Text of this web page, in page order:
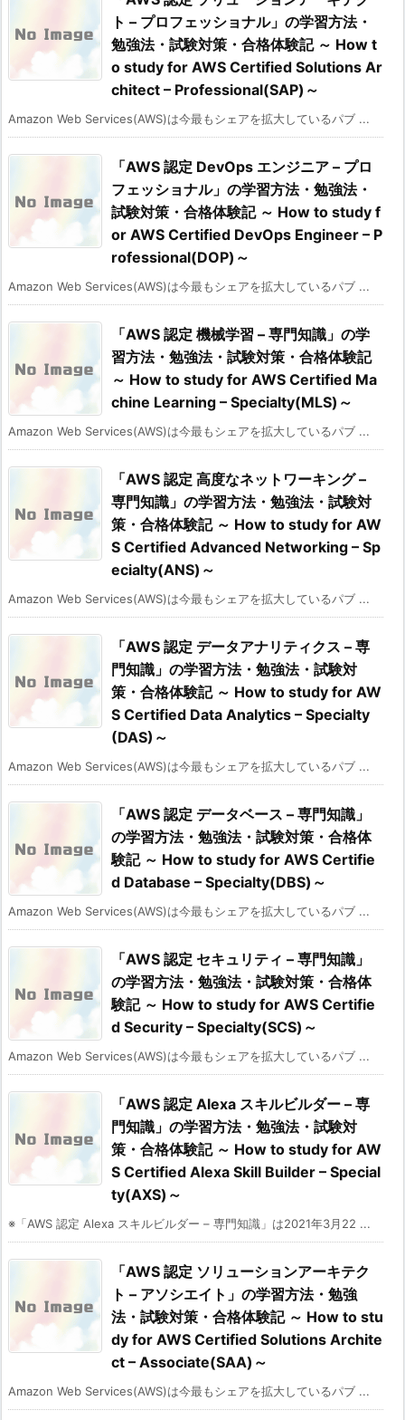
ト – プロフェッショナル」の学習方法・
勉強法・試験対策・合格体験記 ～ How t
o study for AWS Certified Solutions Ar
chitect – Professional(SAP)～
Amazon Web Services(AWS)は今最もシェアを拡大しているパブ ...
「AWS 認定 DevOps エンジニア – プロ
フェッショナル」の学習方法・勉強法・
試験対策・合格体験記 ～ How to study f
or AWS Certified DevOps Engineer – P
rofessional(DOP)～
Amazon Web Services(AWS)は今最もシェアを拡大しているパブ ...
「AWS 認定 機械学習 – 専門知識」の学
習方法・勉強法・試験対策・合格体験記
～ How to study for AWS Certified Ma
chine Learning – Specialty(MLS)～
Amazon Web Services(AWS)は今最もシェアを拡大しているパブ ...
「AWS 認定 高度なネットワーキング –
専門知識」の学習方法・勉強法・試験対
策・合格体験記 ～ How to study for AW
S Certified Advanced Networking – Sp
ecialty(ANS)～
Amazon Web Services(AWS)は今最もシェアを拡大しているパブ ...
「AWS 認定 データアナリティクス – 専
門知識」の学習方法・勉強法・試験対
策・合格体験記 ～ How to study for AW
S Certified Data Analytics – Specialty
(DAS)～
Amazon Web Services(AWS)は今最もシェアを拡大しているパブ ...
「AWS 認定 データベース – 専門知識」
の学習方法・勉強法・試験対策・合格体
験記 ～ How to study for AWS Certifie
d Database – Specialty(DBS)～
Amazon Web Services(AWS)は今最もシェアを拡大しているパブ ...
「AWS 認定 セキュリティ – 専門知識」
の学習方法・勉強法・試験対策・合格体
験記 ～ How to study for AWS Certifie
d Security – Specialty(SCS)～
Amazon Web Services(AWS)は今最もシェアを拡大しているパブ ...
「AWS 認定 Alexa スキルビルダー – 専
門知識」の学習方法・勉強法・試験対
策・合格体験記 ～ How to study for AW
S Certified Alexa Skill Builder – Special
ty(AXS)～
※「AWS 認定 Alexa スキルビルダー – 専門知識」は2021年3月22 ...
「AWS 認定 ソリューションアーキテク
ト – アソシエイト」の学習方法・勉強
法・試験対策・合格体験記 ～ How to stu
dy for AWS Certified Solutions Archite
ct – Associate(SAA)～
Amazon Web Services(AWS)は今最もシェアを拡大しているパブ ...